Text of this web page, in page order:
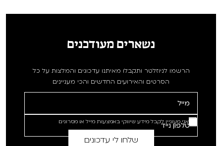
נשארים מעודכנים
הרשמו לניוזלטר ותקבלו מאיתנו עדכונים והמלצות על כל
הסרטים והאירועים החדשים והכי מעניינים
אני מעוניין לקבל מידע שיווקי באמצעות מייל או מסרונים